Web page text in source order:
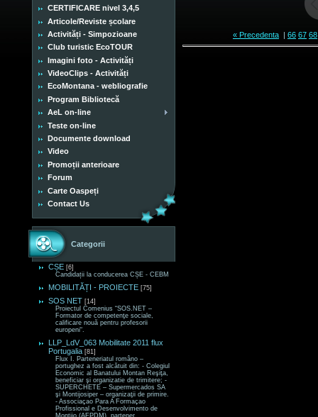
CERTIFICARE nivel 3,4,5
Articole/Reviste școlare
Activități - Simpozioane
Club turistic EcoTOUR
Imagini foto - Activități
VideoClips - Activități
EcoMontana - webliografie
Program Bibliotecă
AeL on-line
Teste on-line
Documente download
Video
Promoții anterioare
Forum
Carte Oaspeți
Contact Us
Categorii
CȘE [6]
Candidații la conducerea CȘE - CEBM
MOBILITĂȚI - PROIECTE [75]
SOS NET [14]
Proiectul Comenius “SOS.NET –
Formator de competenţe sociale,
calificare nouă pentru profesorii
europeni“.
LLP_LdV_063 Mobilitate 2011 flux
Portugalia [81]
Flux I. Parteneriatul româno –
portughez a fost alcătuit din: - Colegiul
Economic al Banatului Montan Reşiţa,
beneficiar şi organizatie de trimitere; -
SUPERCHETE – Supermercados SA
şi Montijosiper – organizaţii de primire.
- Associaçao Para A Formaçao
Profissional e Desenvolvimento de
Montijo (AFPDM), partener
« Precedenta | 66 67 68